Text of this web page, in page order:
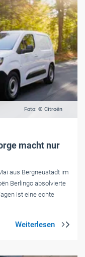
Foto: © Citroën
macht nur
aus Bergneustadt im
Berlingo absolvierte
ist eine echte